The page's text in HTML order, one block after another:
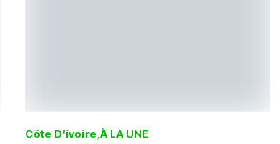
Côte D’ivoire À LA UNE